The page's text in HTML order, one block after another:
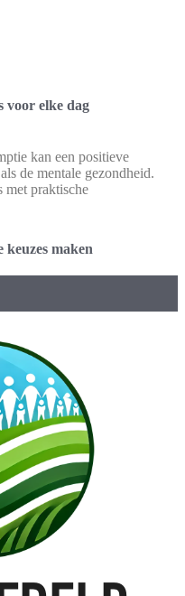
voor elke dag
kan een positieve
de mentale gezondheid.
met praktische
keuzes maken